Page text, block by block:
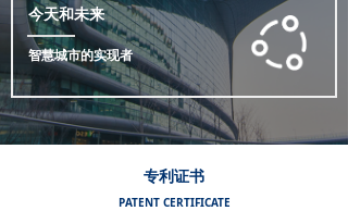
今天和未来
智慧城市的实现者
专利证书
PATENT CERTIFICATE